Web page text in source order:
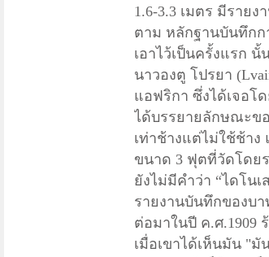
1.6-3.3 เมตร มีราย
ตาม หลักฐานบันทึกก
เอาไว้เป็นครั้งแรก นั้
นาวองตู โปรยา
แอฟริกา ซึ่งได้เจอโ
ได้บรรยายลักษณะข
เท่าช้างแต่ไม่ใช้ช้า
ขนาด 3 ฟุตที่วัดโดย
ยังไม่มีคำว่า “ไดโน
รายงานบันทึกของบ
ต่อมาในปี ค.ศ.1909
เมื่อเขาได้เห็นมัน "